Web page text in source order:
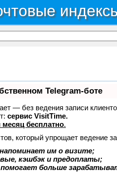
Telegram-боте
— без ведения записи
сервис VisitTime.
бесплатно.
который упрощает ведение
им о визите;
кэшбэк и предоплаты;
больше